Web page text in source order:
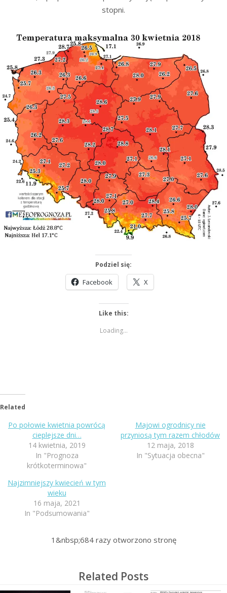
stopni.
Podziel się:
Facebook X
Like this:
Loading...
Related
Po połowie kwietnia powrócą
cieplejsze dni…
14 kwietnia, 2019
In "Prognoza
krótkoterminowa"
Majowi ogrodnicy nie
przyniosą tym razem chłodów
12 maja, 2018
In "Sytuacja obecna"
Najzimniejszy kwiecień w tym
wieku
16 maja, 2021
In "Podsumowania"
1&nbsp;684razy otworzono stronę
Related Posts